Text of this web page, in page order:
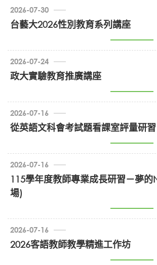
1150016277_新北市教育局非現職18小時
(PDF)
2026-07-30
台藝大2026性別教育系列講座
1150016347_台藝大2026性別教育系列講
2026-07-24
政大實驗教育推廣講座
1150015694_政大實驗教育推廣講座 (PDF)
2026-07-16
從英語文科會考試題看課室評量研習
1150015294_從英語文科會考試題看課室
(PDF)
2026-07-16
115學年度教師專業成長研習－夢的
場)
2026-07-16
2026客語教師教學精進工作坊